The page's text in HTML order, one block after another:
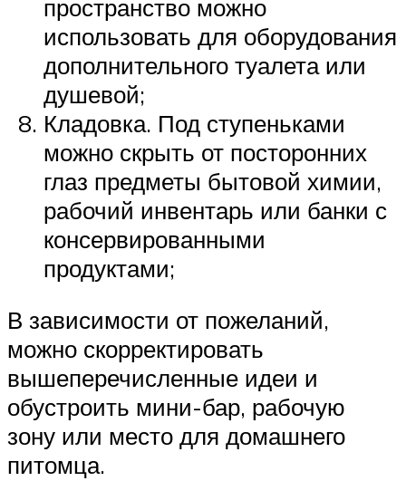
пространство можно
использовать для оборудования
дополнительного туалета или
душевой;
Кладовка. Под ступеньками
можно скрыть от посторонних
глаз предметы бытовой химии,
рабочий инвентарь или банки с
консервированными
продуктами;
В зависимости от пожеланий,
можно скорректировать
вышеперечисленные идеи и
обустроить мини-бар, рабочую
зону или место для домашнего
питомца.